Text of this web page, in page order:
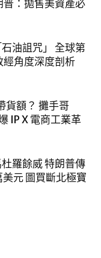
普：拋售美資產必
油詛咒」 全球第
經角度深度剖析
額？ 攤手哥
IP X 電商工業革
杜羅餘威 特朗普傳
元 圖買斷北極寶